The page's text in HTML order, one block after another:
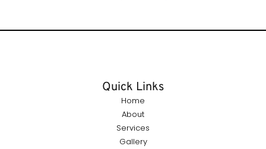
Quick Links
Home
About
Services
Gallery